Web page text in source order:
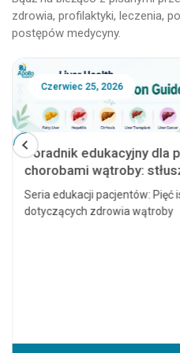
zdrowia, profilaktyki, leczenia,
postępów medycyny.
Czerwiec 25, 2026
Poradnik edukacyjny dla
chorobami wątroby:
wątroby, zapalenie
wątroby, przeszczep
wątroby
Seria edukacji pacjentów:
dotyczących zdrowia wątroby